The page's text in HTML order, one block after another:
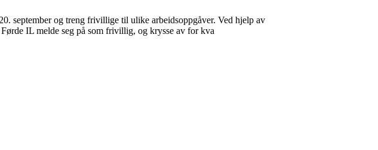
september og treng frivillige til ulike arbeidsoppgåver. Ved hjelp av
IL melde seg på som frivillig, og krysse av for kva